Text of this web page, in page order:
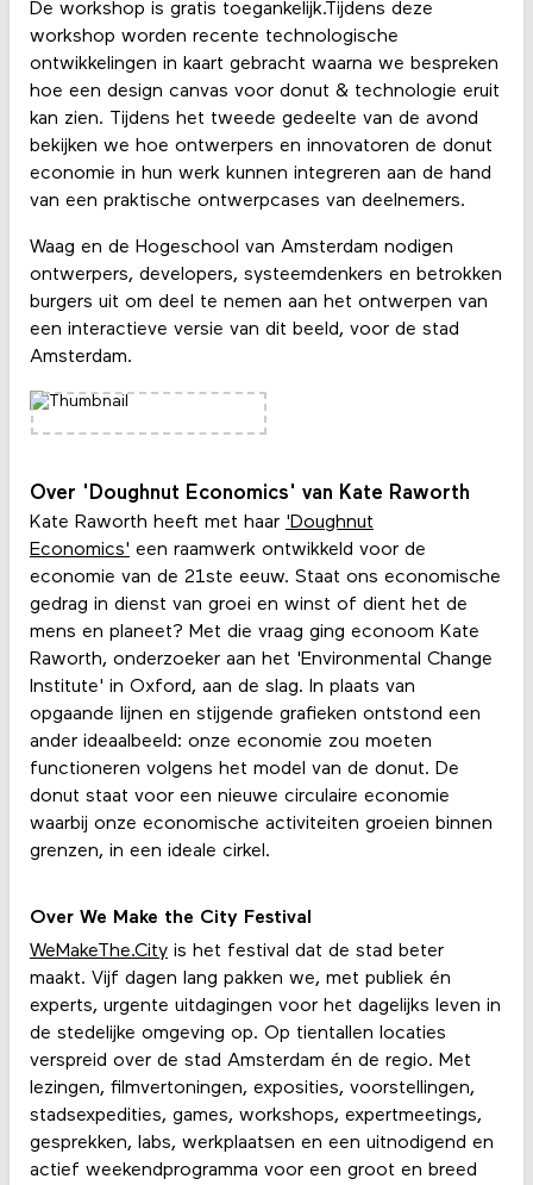
De workshop is gratis toegankelijk.Tijdens deze
workshop worden recente technologische
ontwikkelingen in kaart gebracht waarna we bespreken
hoe een design canvas voor donut & technologie eruit
kan zien. Tijdens het tweede gedeelte van de avond
bekijken we hoe ontwerpers en innovatoren de donut
economie in hun werk kunnen integreren aan de hand
van een praktische ontwerpcases van deelnemers.
Waag en de Hogeschool van Amsterdam nodigen
ontwerpers, developers, systeemdenkers en betrokken
burgers uit om deel te nemen aan het ontwerpen van
een interactieve versie van dit beeld, voor de stad
Amsterdam.
Over 'Doughnut Economics' van Kate Raworth
Kate Raworth heeft met haar 'Doughnut
Economics' een raamwerk ontwikkeld voor de
economie van de 21ste eeuw. Staat ons economische
gedrag in dienst van groei en winst of dient het de
mens en planeet? Met die vraag ging econoom Kate
Raworth, onderzoeker aan het 'Environmental Change
Institute' in Oxford, aan de slag. In plaats van
opgaande lijnen en stijgende grafieken ontstond een
ander ideaalbeeld: onze economie zou moeten
functioneren volgens het model van de donut. De
donut staat voor een nieuwe circulaire economie
waarbij onze economische activiteiten groeien binnen
grenzen, in een ideale cirkel.
Over We Make the City Festival
WeMakeThe.Cityis het festival dat de stad beter
maakt. Vijf dagen lang pakken we, met publiek én
experts, urgente uitdagingen voor het dagelijks leven in
de stedelijke omgeving op. Op tientallen locaties
verspreid over de stad Amsterdam én de regio. Met
lezingen, filmvertoningen, exposities, voorstellingen,
stadsexpedities, games, workshops, expertmeetings,
gesprekken, labs, werkplaatsen en een uitnodigend en
actief weekendprogramma voor een groot en breed